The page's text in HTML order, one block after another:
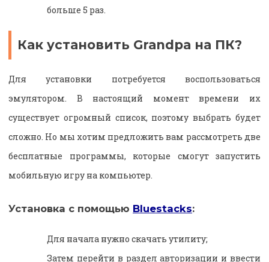
больше 5 раз.
Как установить Grandpa на ПК?
Для установки потребуется воспользоваться
эмулятором. В настоящий момент времени их
существует огромный список, поэтому выбрать будет
сложно. Но мы хотим предложить вам рассмотреть две
бесплатные программы, которые смогут запустить
мобильную игру на компьютер.
Установка с помощью Bluestacks:
Для начала нужно скачать утилиту;
Затем перейти в раздел авторизации и ввести